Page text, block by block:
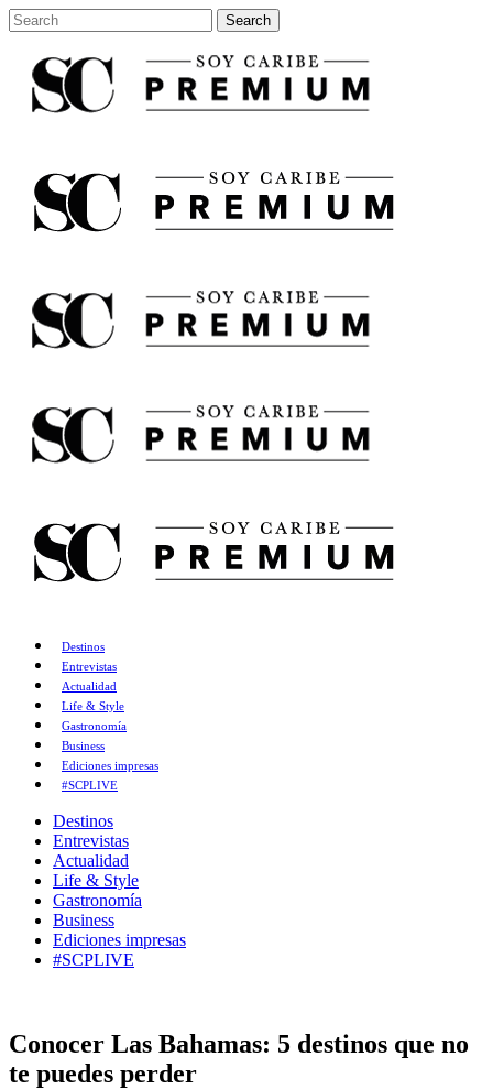
Destinos
Entrevistas
Actualidad
Life & Style
Gastronomía
Business
Ediciones impresas
#SCPLIVE
Destinos
Entrevistas
Actualidad
Life & Style
Gastronomía
Business
Ediciones impresas
#SCPLIVE
Conocer Las Bahamas: 5 destinos que no
te puedes perder